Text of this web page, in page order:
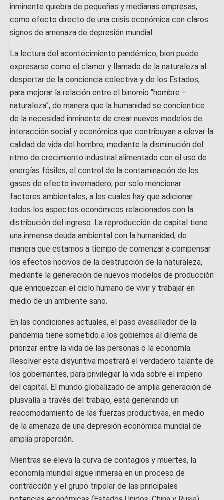
inminente quiebra de pequeñas y medianas empresas,
como efecto directo de una crisis económica con claros
signos de amenaza de depresión mundial..
La lectura del acontecimiento pandémico, bien puede
expresarse como el clamor y llamado de la naturaleza al
despertar de la conciencia colectiva y de los Estados,
para mejorar la relación entre el binomio “hombre –
naturaleza”, de manera que la humanidad se concientice
de la necesidad inminente de crear nuevos modelos de
interacción social y económica que contribuyan a elevar la
calidad de vida del hombre, mediante la disminución del
ritmo de crecimiento industrial alimentado con el uso de
energías fósiles, el control de la contaminación de los
gases de efecto invernadero, por solo mencionar
factores ambientales, a los cuales hay que adicionar
todos los aspectos económicos relacionados con la
distribución del ingreso. La reproducción de capital tiene
una inmensa deuda ambiental con la humanidad, de
manera que estamos a tiempo de comenzar a compensar
los efectos nocivos de la destrucción de la naturaleza,
mediante la generación de nuevos modelos de producción
que enriquezcan el ciclo humano de vivir y trabajar en
medio de un ambiente sano.
En las condiciones actuales, el paso avasallador de la
pandemia tiene sometido a los gobiernos al dilema de
priorizar entre la vida de las personas o la economía.
Resolver esta disyuntiva mostrará el verdadero talante de
los gobernantes, para privilegiar la vida sobre el imperio
del capital. El mundo globalizado de amplia generación de
plusvalía a través del trabajo, está generando un
reacomodamiento de las fuerzas productivas, en medio
de la amenaza de una depresión económica mundial de
amplia proporción.
Mientras se eleva la curva de contagios y muertes, la
economía mundial sigue inmersa en un proceso de
contracción y el grupo tripolar de las principales